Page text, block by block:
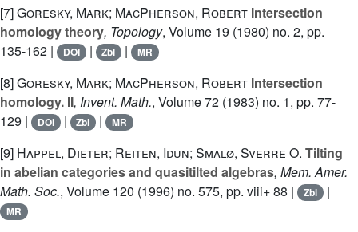
[7]Goresky, Mark; MacPherson, Robert Intersection
homology theory, Topology, Volume 19 (1980) no. 2, pp.
135-162 |
DOI | Zbl | MR
[8]Goresky, Mark; MacPherson, Robert Intersection
homology. II, Invent. Math., Volume 72 (1983) no. 1, pp. 77-
129 |
DOI | Zbl | MR
[9] Happel, Dieter; Reiten, Idun; Smalø, Sverre O. Tilting
in abelian categories and quasitilted algebras, Mem. Amer.
Math. Soc., Volume 120 (1996) no. 575, pp. viii+ 88 | Zbl |
MR